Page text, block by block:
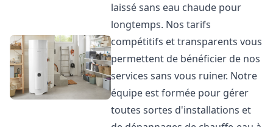
laissé sans eau chaude pour
longtemps. Nos tarifs
compétitifs et transparents vous
permettent de bénéficier de nos
services sans vous ruiner. Notre
équipe est formée pour gérer
toutes sortes d'installations et